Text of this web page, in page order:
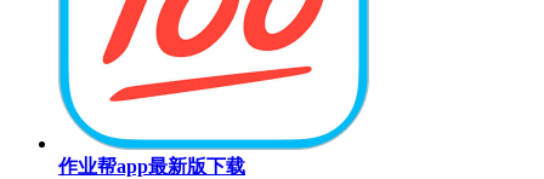
作业帮app最新版下载